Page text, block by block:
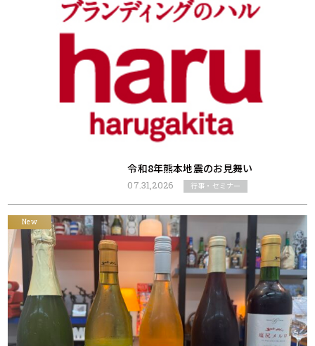
令和8年熊本地震のお見舞い
07.31,2026 行事・セミナー
New